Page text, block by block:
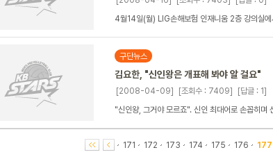
4월14일(월) LIG손해보험 인재니움 2층 강의실
구단뉴스
김요한, "신인왕은 개표해 봐야 알 걸요"
[2008-04-09] [조회수 : 7409]
[답글 : 1]
"신인왕, 그거야 모르죠". 신인 최대어로 손꼽히며
171 172 173 174 175 176 177